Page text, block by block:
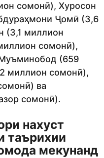
сомонӣ), Хуросон
Ҷомӣ (3,6
(3,1 миллион
сомонӣ),
(659
миллион сомонӣ),
ва
сомонӣ).
нахуст
таърихии
мекунанд